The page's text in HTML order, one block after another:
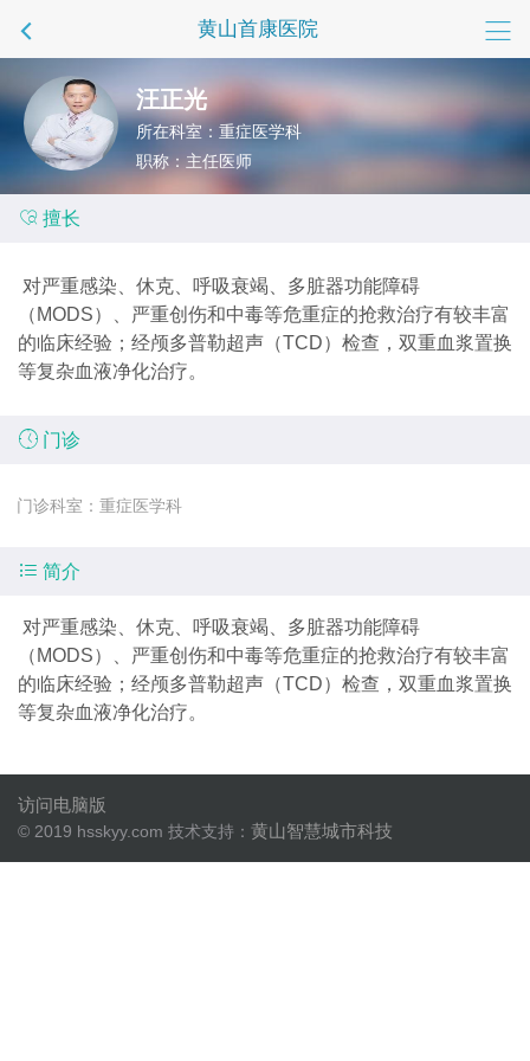
黄山首康医院
汪正光
所在科室：重症医学科
职称：主任医师
 擅长
对严重感染、休克、呼吸衰竭、多脏器功能障碍
（MODS）、严重创伤和中毒等危重症的抢救治疗有较丰富
的临床经验；经颅多普勒超声（TCD）检查，双重血浆置换
等复杂血液净化治疗。
 门诊
门诊科室：重症医学科
 简介
对严重感染、休克、呼吸衰竭、多脏器功能障碍
（MODS）、严重创伤和中毒等危重症的抢救治疗有较丰富
的临床经验；经颅多普勒超声（TCD）检查，双重血浆置换
等复杂血液净化治疗。
访问电脑版
© 2019 hsskyy.com 技术支持： 黄山智慧城市科技